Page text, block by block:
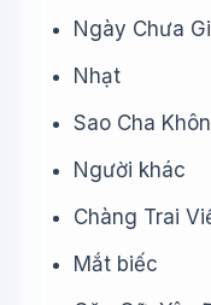
Ngày Chưa
Nhạt
Sao Cha
Người khác
Chàng Trai
Mắt biếc